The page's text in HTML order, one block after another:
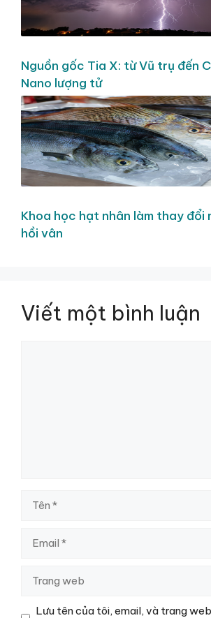
Nguồn gốc Tia X: từ Vũ trụ đến
Nano lượng tử
Khoa học hạt nhân làm thay đổi
hồi vân
Viết một bình luận
web
Lưu tên của tôi, email, và trang